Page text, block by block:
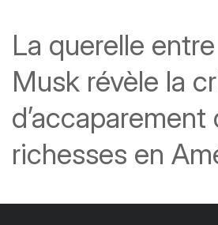
La querelle
Musk révèle la
d’accaparement
richesses en